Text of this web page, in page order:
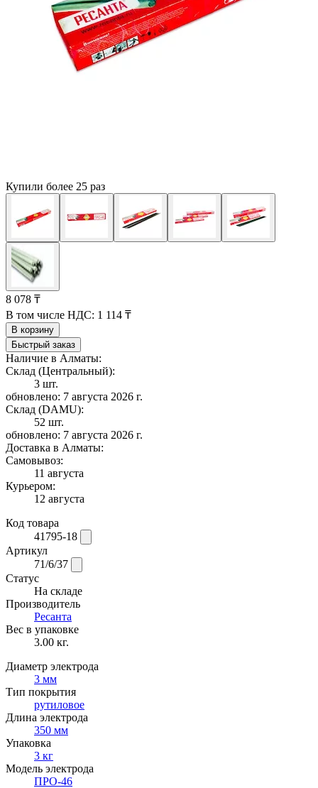
Купили более 25 раз
8 078 ₸
В том числе НДС: 1 114 ₸
В корзину
Быстрый заказ
Наличие в Алматы:
Склад (Центральный):
3 шт.
обновлено: 7 августа 2026 г.
Склад (DAMU):
52 шт.
обновлено: 7 августа 2026 г.
Доставка в Алматы:
Самовывоз:
11 августа
Курьером:
12 августа
Код товара
41795-18
Артикул
71/6/37
Статус
На складе
Производитель
Ресанта
Вес в упаковке
3.00 кг.
Диаметр электрода
3 мм
Тип покрытия
рутиловое
Длина электрода
350 мм
Упаковка
3 кг
Модель электрода
ПРО-46